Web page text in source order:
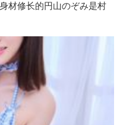
材修长的円山のぞみ是村